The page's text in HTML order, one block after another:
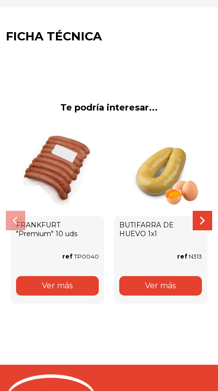
FICHA TÉCNICA
Te podría interesar...
FRANKFURT
"Premium" 10 uds
refTP0040
Ver más
BUTIFARRA DE
HUEVO 1x1
refN313
Ver más